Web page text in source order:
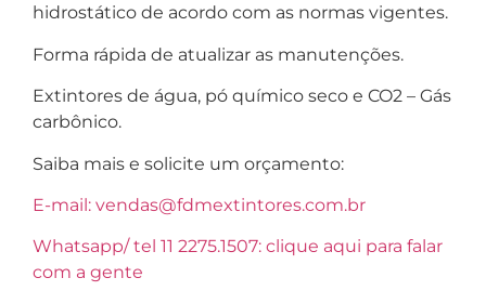
hidrostático de acordo com as normas vigentes.
Forma rápida de atualizar as manutenções.
Extintores de água, pó químico seco e CO2 – Gás
carbônico.
Saiba mais e solicite um orçamento:
E-mail: vendas@fdmextintores.com.br
Whatsapp/ tel 11 2275.1507: clique aqui para falar
com a gente